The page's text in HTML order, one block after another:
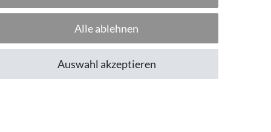
Folge uns!
Alle ablehnen
Auswahl akzeptieren